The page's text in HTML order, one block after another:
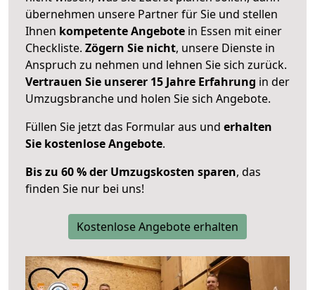
übernehmen unsere Partner für Sie und stellen
Ihnen kompetente Angebote in Essen mit einer
Checkliste. Zögern Sie nicht, unsere Dienste in
Anspruch zu nehmen und lehnen Sie sich zurück.
Vertrauen Sie unserer 15 Jahre Erfahrung in der
Umzugsbranche und holen Sie sich Angebote.
Füllen Sie jetzt das Formular aus und erhalten
Sie kostenlose Angebote.
Bis zu 60 % der Umzugskosten sparen, das
finden Sie nur bei uns!
Kostenlose Angebote erhalten